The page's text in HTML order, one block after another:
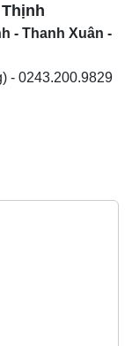
- Thanh Xuân -
- 0243.200.9829